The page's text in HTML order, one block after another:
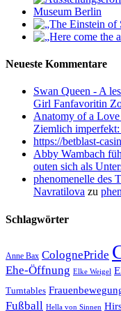
Neueste Kommentare
Swan Queen - A
Girl Fanfavoritin
Anatomy of a
Ziemlich
https://betblast-
Abby Wambach
outen sich als
phenomenelle des
Navratilova zu
Schlagwörter
Anne Bax ColognePride
Ehe-Öffnung Elke Weigel
Turntables
Fußball Hella von Sinnen